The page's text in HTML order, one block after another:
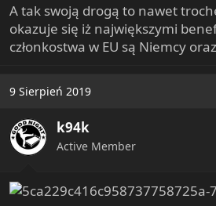
A tak swoją drogą to nawet
okazuje się iż największymi
członkostwa w EU są Niemcy
9 Sierpień 2019
k94k
Active Member